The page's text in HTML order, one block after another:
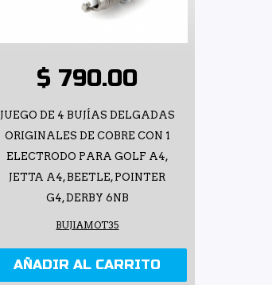
$ 790.00
JUEGO DE 4 BUJÍAS DELGADAS
ORIGINALES DE COBRE CON 1
ELECTRODO PARA GOLF A4,
JETTA A4, BEETLE, POINTER
G4, DERBY 6NB
BUJIAMOT35
AÑADIR AL CARRITO